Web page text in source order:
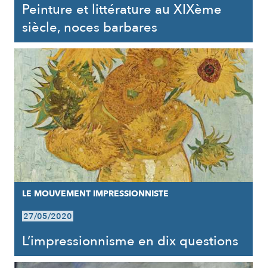
Peinture et littérature au XIXème
siècle, noces barbares
LE MOUVEMENT IMPRESSIONNISTE
27/05/2020
L’impressionnisme en dix questions